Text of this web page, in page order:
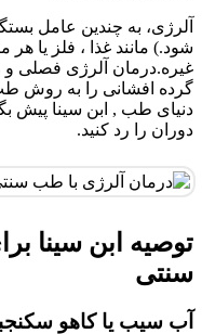
آلرژی، به چندین عامل
شود.) مانند غذا ، فلز یا
غیره.درمان آلرژی فصلی
گرده افشانی را به روش
دنیای طب , ابن سینا پیش
دوران را رد کنید.
توصیه ابن سینا
سنتی
آب سیب یا کاهو